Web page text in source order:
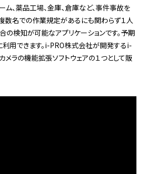
ム、薬品工場、金庫、倉庫など、事件事故を
数名での作業規定があるにも関わらず１人
の検知が可能なアプリケーションです。予期
用できます。i-PRO株式会社が開発するi-
メラの機能拡張ソフトウェアの１つとして販